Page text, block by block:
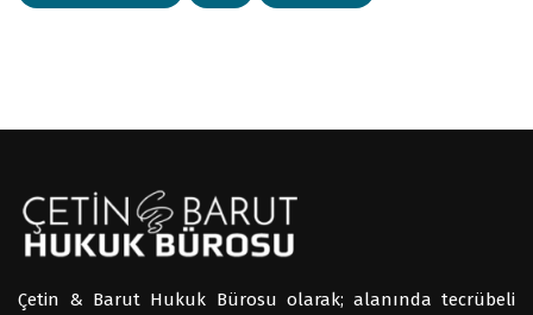
Çetin & Barut Hukuk Bürosu olarak; alanında tecrübeli